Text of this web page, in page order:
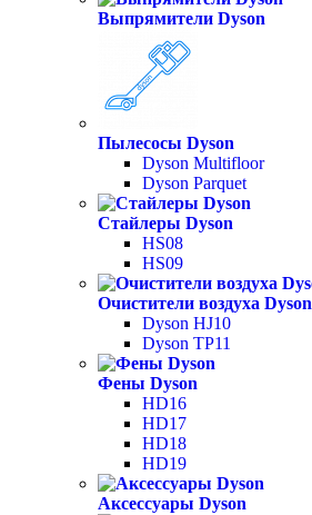
Выпрямители Dyson
Пылесосы Dyson
Dyson Multifloor
Dyson Parquet
Стайлеры Dyson
HS08
HS09
Очистители воздуха Dyson
Dyson HJ10
Dyson TP11
Фены Dyson
HD16
HD17
HD18
HD19
Аксессуары Dyson